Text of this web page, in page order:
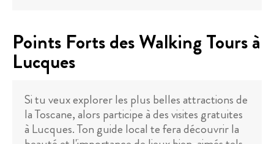
Points Forts des Walking Tours à
Lucques
Si tu veux explorer les plus belles attractions de
la Toscane, alors participe à des visites gratuites
à Lucques. Ton guide local te fera découvrir la